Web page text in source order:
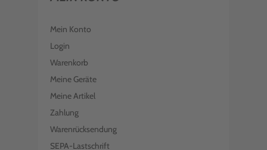
Mein Konto
Login
Warenkorb
Meine Geräte
Meine Artikel
Zahlung
Warenrücksendung
SEPA-Lastschrift